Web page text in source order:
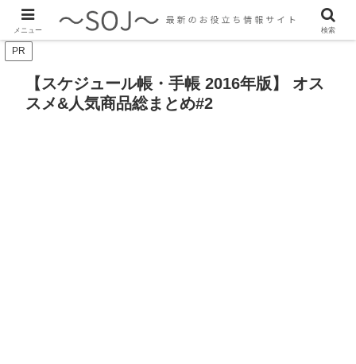
最新のトレンド情報、生活に役立つ情報をご紹介します
PR
【スケジュール帳・手帳 2016年版】 オス
スメ&人気商品総まとめ#2
メニュー 検索